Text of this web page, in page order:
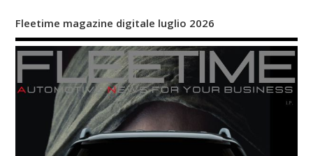
Fleetime magazine digitale luglio 2026